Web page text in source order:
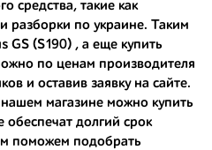
с разборки – хорошее решение.
ездили по превосходным
и невыробатанный ресурс, и
средства, такие как
разборки по украине. Таким
GS (S190) , а еще купить
по ценам производителя
и оставив заявку на сайте.
магазине можно купить
обеспечат долгий срок
поможем подобрать